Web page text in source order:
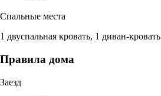
Спальные места
1 двуспальная кровать, 1 диван-кровать
Правила дома
Заезд